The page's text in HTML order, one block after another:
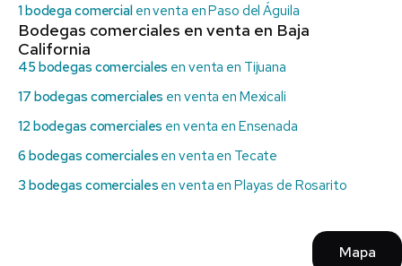
1 bodega comercialen venta en Paso del Águila
Bodegas comerciales en venta en Baja
California
45 bodegas comerciales en venta en Tijuana
17 bodegas comerciales en venta en Mexicali
12 bodegas comerciales en venta en Ensenada
6 bodegas comerciales en venta en Tecate
3 bodegas comerciales en venta en Playas de Rosarito
Mapa